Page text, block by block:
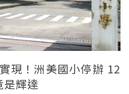
現！洲美國小停辦 12
輝達